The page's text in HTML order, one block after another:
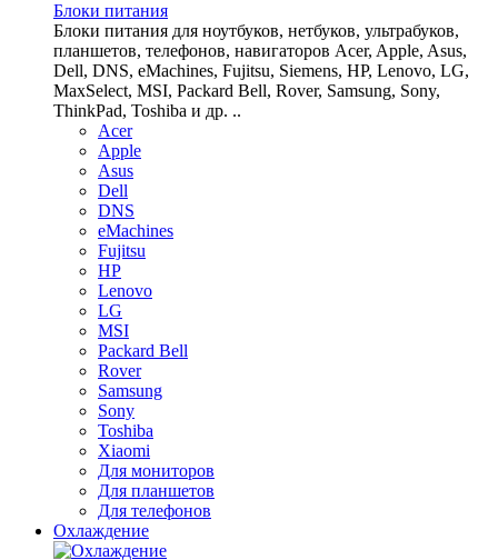
Блоки питания
Блоки питания для ноутбуков, нетбуков, ультрабуков,
планшетов, телефонов, навигаторов Acer, Apple, Asus,
Dell, DNS, eMachines, Fujitsu, Siemens, HP, Lenovo, LG,
MaxSelect, MSI, Packard Bell, Rover, Samsung, Sony,
ThinkPad, Toshiba и др. ..
Acer
Apple
Asus
Dell
DNS
eMachines
Fujitsu
HP
Lenovo
LG
MSI
Packard Bell
Rover
Samsung
Sony
Toshiba
Xiaomi
Для мониторов
Для планшетов
Для телефонов
Охлаждение